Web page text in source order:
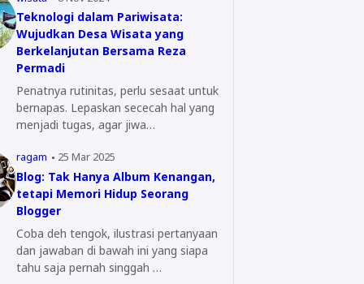
Teknologi dalam Pariwisata:
Wujudkan Desa Wisata yang
Berkelanjutan Bersama Reza
Permadi
Penatnya rutinitas, perlu sesaat untuk
bernapas. Lepaskan sececah hal yang
menjadi tugas, agar jiwa…
ragam 25 Mar 2025
Blog: Tak Hanya Album Kenangan,
tetapi Memori Hidup Seorang
Blogger
Coba deh tengok, ilustrasi pertanyaan
dan jawaban di bawah ini yang siapa
tahu saja pernah singgah …